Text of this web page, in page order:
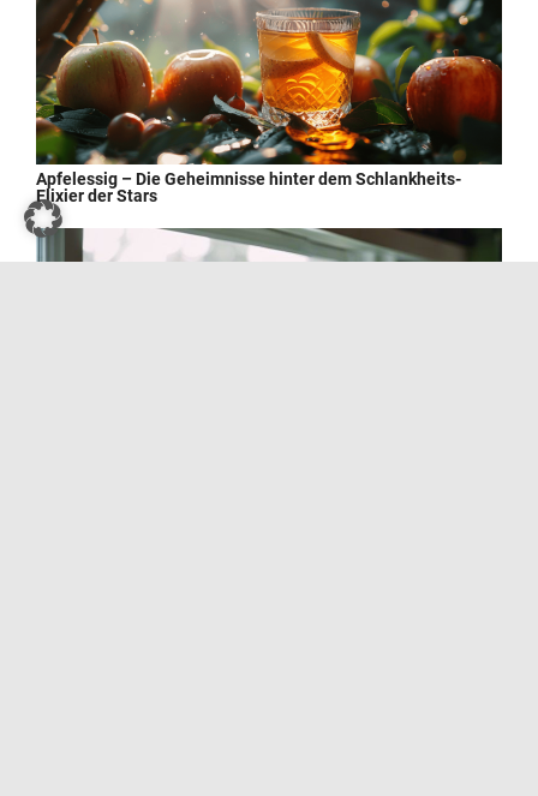
Apfelessig – Die Geheimnisse hinter dem Schlankheits-
Elixier der Stars